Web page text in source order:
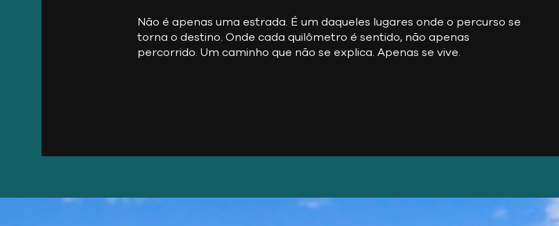
Não é apenas uma estrada. É um daqueles lugares onde o percurso se
torna o destino. Onde cada quilômetro é sentido, não apenas
percorrido. Um caminho que não se explica. Apenas se vive.